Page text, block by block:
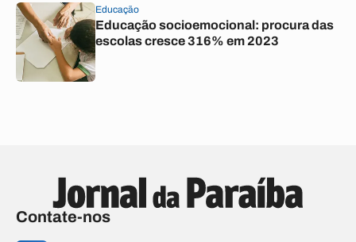
Educação
Educação socioemocional: procura das
escolas cresce 316% em 2023
Contate-nos